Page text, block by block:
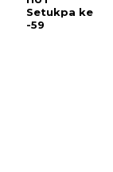
Setukpa ke
-59